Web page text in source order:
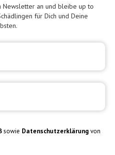
an und bleibe up to
für Dich und Deine
sowie Datenschutzerklärung von